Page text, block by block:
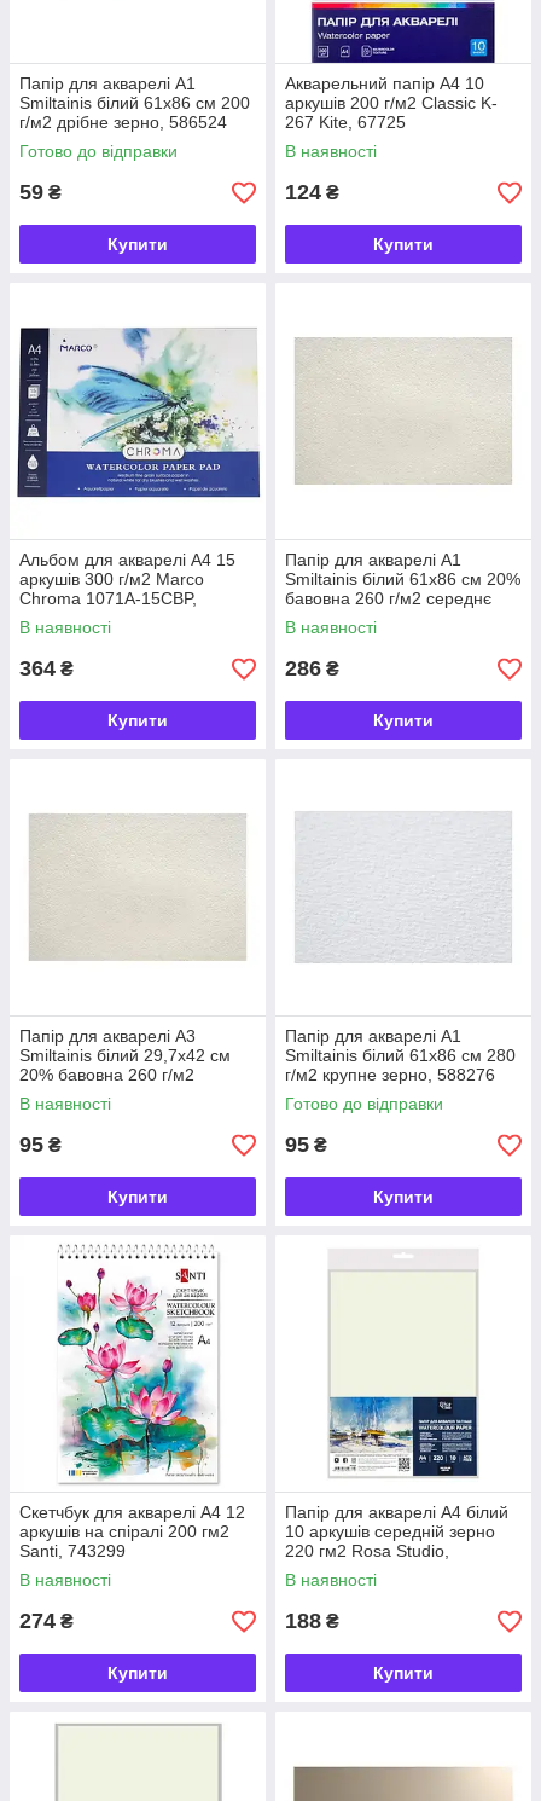
Папір для акварелі А1
Smiltainis білий 61х86 cм 200
г/м2 дрібне зерно, 586524
Готово до відправки
59 ₴
Купити
Акварельний папір А4 10
аркушів 200 г/м2 Classic K-
267 Kite, 67725
В наявності
124 ₴
Купити
Альбом для акварелі А4 15
аркушів 300 г/м2 Marco
Chroma 1071A-15CBP,
937185
В наявності
364 ₴
Купити
Папір для акварелі А1
Smiltainis білий 61х86 cм 20%
бавовна 260 г/м2 середнє
зерно, 588269
В наявності
286 ₴
Купити
Папір для акварелі А3
Smiltainis білий 29,7х42 cм
20% бавовна 260 г/м2
середнє зерно, 108683
В наявності
95 ₴
Купити
Папір для акварелі А1
Smiltainis білий 61х86 cм 280
г/м2 крупне зерно, 588276
Готово до відправки
95 ₴
Купити
Скетчбук для акварелі А4 12
аркушів на спіралі 200 гм2
Santi, 743299
В наявності
274 ₴
Купити
Папір для акварелі А4 білий
10 аркушів середній зерно
220 гм2 Rosa Studio,
16931008
В наявності
188 ₴
Купити